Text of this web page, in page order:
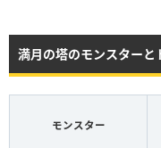
満月の塔のモンスターと
モンスター